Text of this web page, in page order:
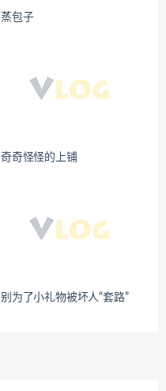
蒸包子
奇奇怪怪的上铺
别为了小礼物被坏人“套路”